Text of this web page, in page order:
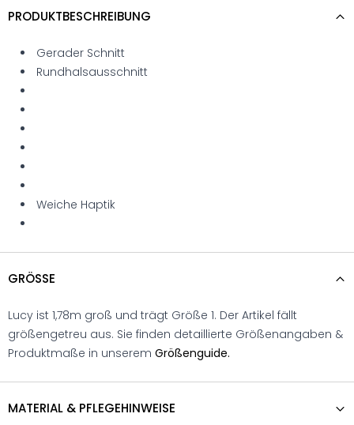
PRODUKTBESCHREIBUNG
Gerader Schnitt
Rundhalsausschnitt
Weiche Haptik
GRÖSSE
Lucy ist 1,78m groß und trägt Größe 1. Der Artikel fällt
größengetreu aus. Sie finden detaillierte Größenangaben &
Produktmaße in unserem Größenguide.
MATERIAL & PFLEGEHINWEISE